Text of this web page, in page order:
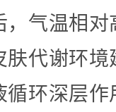
，气温相
肤代谢环
循环深层